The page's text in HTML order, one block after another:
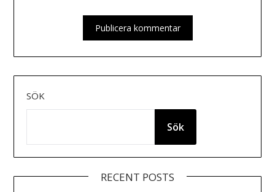
SÖK
Sök
RECENT POSTS